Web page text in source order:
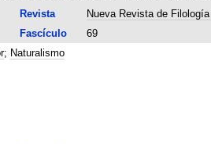
Revista Nueva Revista de
Fascículo 69
; Naturalismo